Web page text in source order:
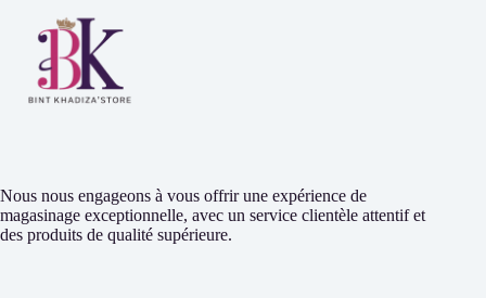
Nous nous engageons à vous offrir une expérience de
magasinage exceptionnelle, avec un service clientèle attentif et
des produits de qualité supérieure.